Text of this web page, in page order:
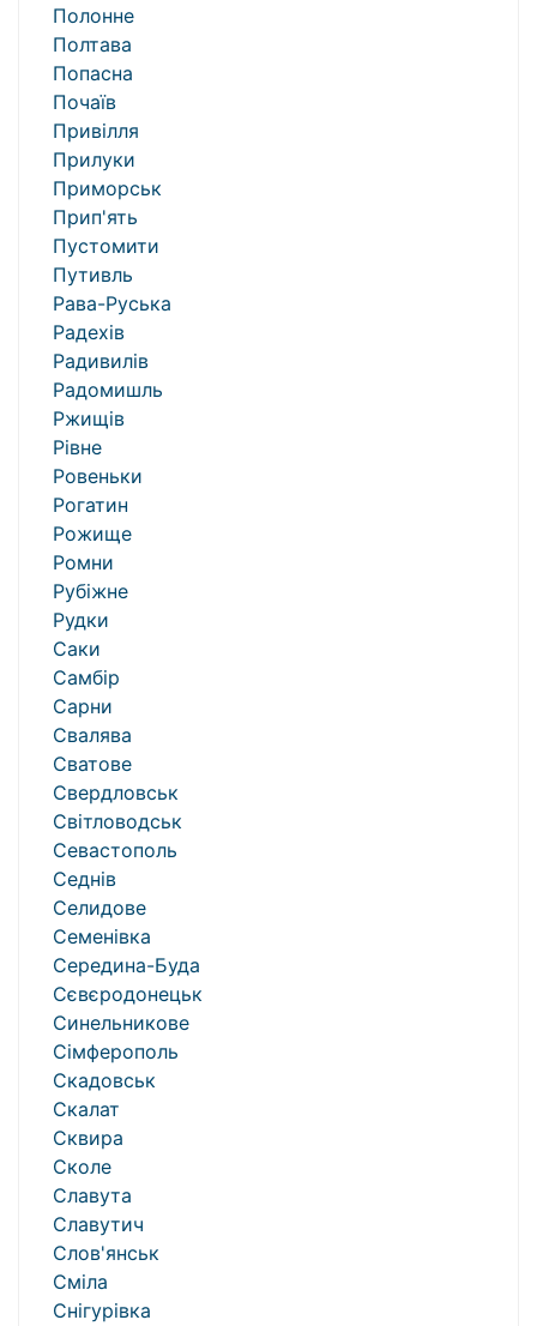
Полонне
Полтава
Попасна
Почаїв
Привілля
Прилуки
Приморськ
Прип'ять
Пустомити
Путивль
Рава-Руська
Радехів
Радивилів
Радомишль
Ржищів
Рівне
Ровеньки
Рогатин
Рожище
Ромни
Рубіжне
Рудки
Саки
Самбір
Сарни
Свалява
Сватове
Свердловськ
Світловодськ
Севастополь
Седнів
Селидове
Семенівка
Середина-Буда
Сєвєродонецьк
Синельникове
Сімферополь
Скадовськ
Скалат
Сквира
Сколе
Славута
Славутич
Слов'янськ
Сміла
Снігурівка